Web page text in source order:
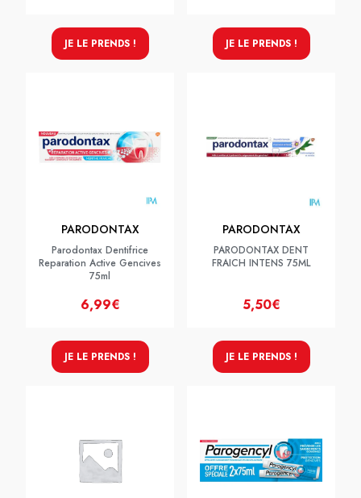
JE LE PRENDS ! JE LE PRENDS !
PARODONTAX
Parodontax Dentifrice
Reparation Active Gencives
75ml
6,99€
JE LE PRENDS !
PARODONTAX
PARODONTAX DENT
FRAICH INTENS 75ML
5,50€
JE LE PRENDS !